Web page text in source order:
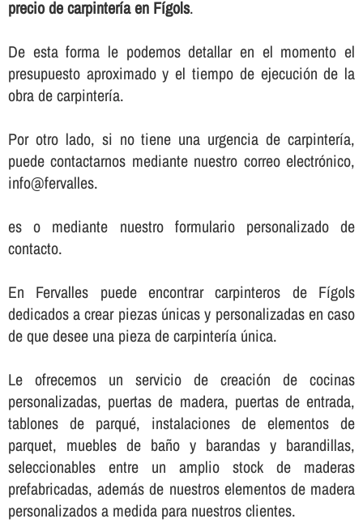
precio de carpinterí­a en Fígols.
De esta forma le podemos detallar en el momento el
presupuesto aproximado y el tiempo de ejecución de la
obra de carpinterí­a.
Por otro lado, si no tiene una urgencia de carpinterí­a,
puede contactarnos mediante nuestro correo electrónico,
info@fervalles.
es o mediante nuestro formulario personalizado de
contacto.
En Fervalles puede encontrar carpinteros de Fígols
dedicados a crear piezas únicas y personalizadas en caso
de que desee una pieza de carpinterí­a única.
Le ofrecemos un servicio de creación de cocinas
personalizadas, puertas de madera, puertas de entrada,
tablones de parqué, instalaciones de elementos de
parquet, muebles de baño y barandas y barandillas,
seleccionables entre un amplio stock de maderas
prefabricadas, además de nuestros elementos de madera
personalizados a medida para nuestros clientes.